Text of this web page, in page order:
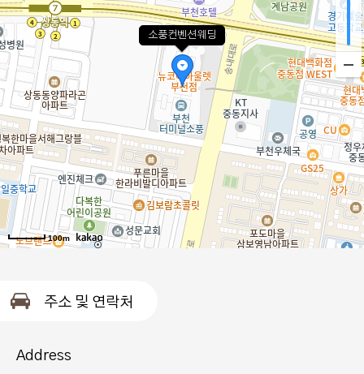
소풍컨벤션웨딩
100m
주소 및 연락처
Address